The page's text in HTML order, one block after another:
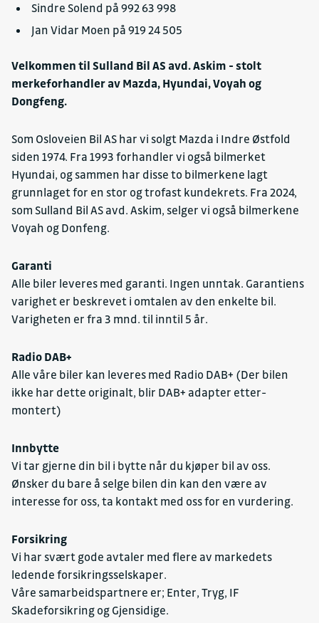
Sindre Solend på 992 63 998
Jan Vidar Moen på 919 24 505
Velkommen til Sulland Bil AS avd. Askim - stolt
merkeforhandler av Mazda, Hyundai, Voyah og
Dongfeng.
Som Osloveien Bil AS har vi solgt Mazda i Indre Østfold
siden 1974. Fra 1993 forhandler vi også bilmerket
Hyundai, og sammen har disse to bilmerkene lagt
grunnlaget for en stor og trofast kundekrets. Fra 2024,
som Sulland Bil AS avd. Askim, selger vi også bilmerkene
Voyah og Donfeng.
Garanti
Alle biler leveres med garanti. Ingen unntak. Garantiens
varighet er beskrevet i omtalen av den enkelte bil.
Varigheten er fra 3 mnd. til inntil 5 år.
Radio DAB+
Alle våre biler kan leveres med Radio DAB+ (Der bilen
ikke har dette originalt, blir DAB+ adapter etter-
montert)
Innbytte
Vi tar gjerne din bil i bytte når du kjøper bil av oss.
Ønsker du bare å selge bilen din kan den være av
interesse for oss, ta kontakt med oss for en vurdering.
Forsikring
Vi har svært gode avtaler med flere av markedets
ledende forsikringsselskaper.
Våre samarbeidspartnere er; Enter, Tryg, IF
Skadeforsikring og Gjensidige.